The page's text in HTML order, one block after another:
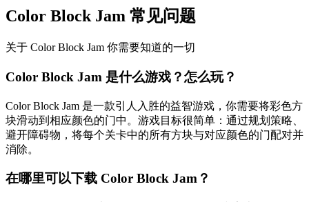
Color Block Jam 常见问题
关于 Color Block Jam 你需要知道的一切
Color Block Jam 是什么游戏？怎么玩？
Color Block Jam 是一款引人入胜的益智游戏，你需要将彩色方
块滑动到相应颜色的门中。游戏目标很简单：通过规划策略、
避开障碍物，将每个关卡中的所有方块与对应颜色的门配对并
消除。
在哪里可以下载 Color Block Jam？